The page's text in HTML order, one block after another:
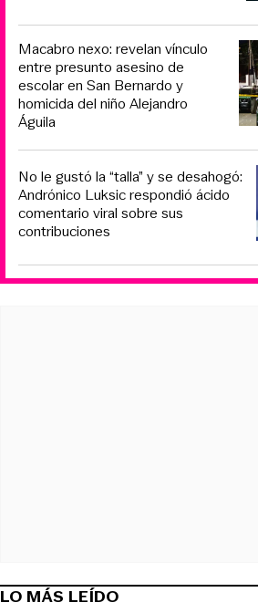
Macabro nexo: revelan vínculo
entre presunto asesino de
escolar en San Bernardo y
homicida del niño Alejandro
Águila
No le gustó la “talla” y se desahogó:
Andrónico Luksic respondió ácido
comentario viral sobre sus
contribuciones
LO MÁS LEÍDO